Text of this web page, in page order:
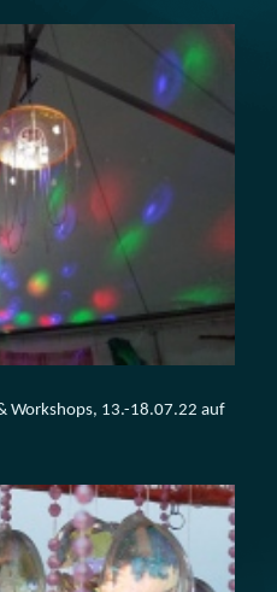
Workshops, 13.-18.07.22 auf